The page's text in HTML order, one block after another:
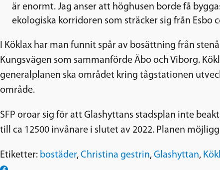
är enormt. Jag anser att höghusen borde få
ekologiska korridoren som sträcker sig från
I Köklax har man funnit spår av bosättning från
Kungsvägen som sammanförde Åbo och Viborg.
generalplanen ska området kring tågstationen
område.
SFP oroar sig för att Glashyttans stadsplan inte
till ca 12500 invånare i slutet av 2022. Planen
Etiketter: bostäder, Christina gestrin, Glashyttan,